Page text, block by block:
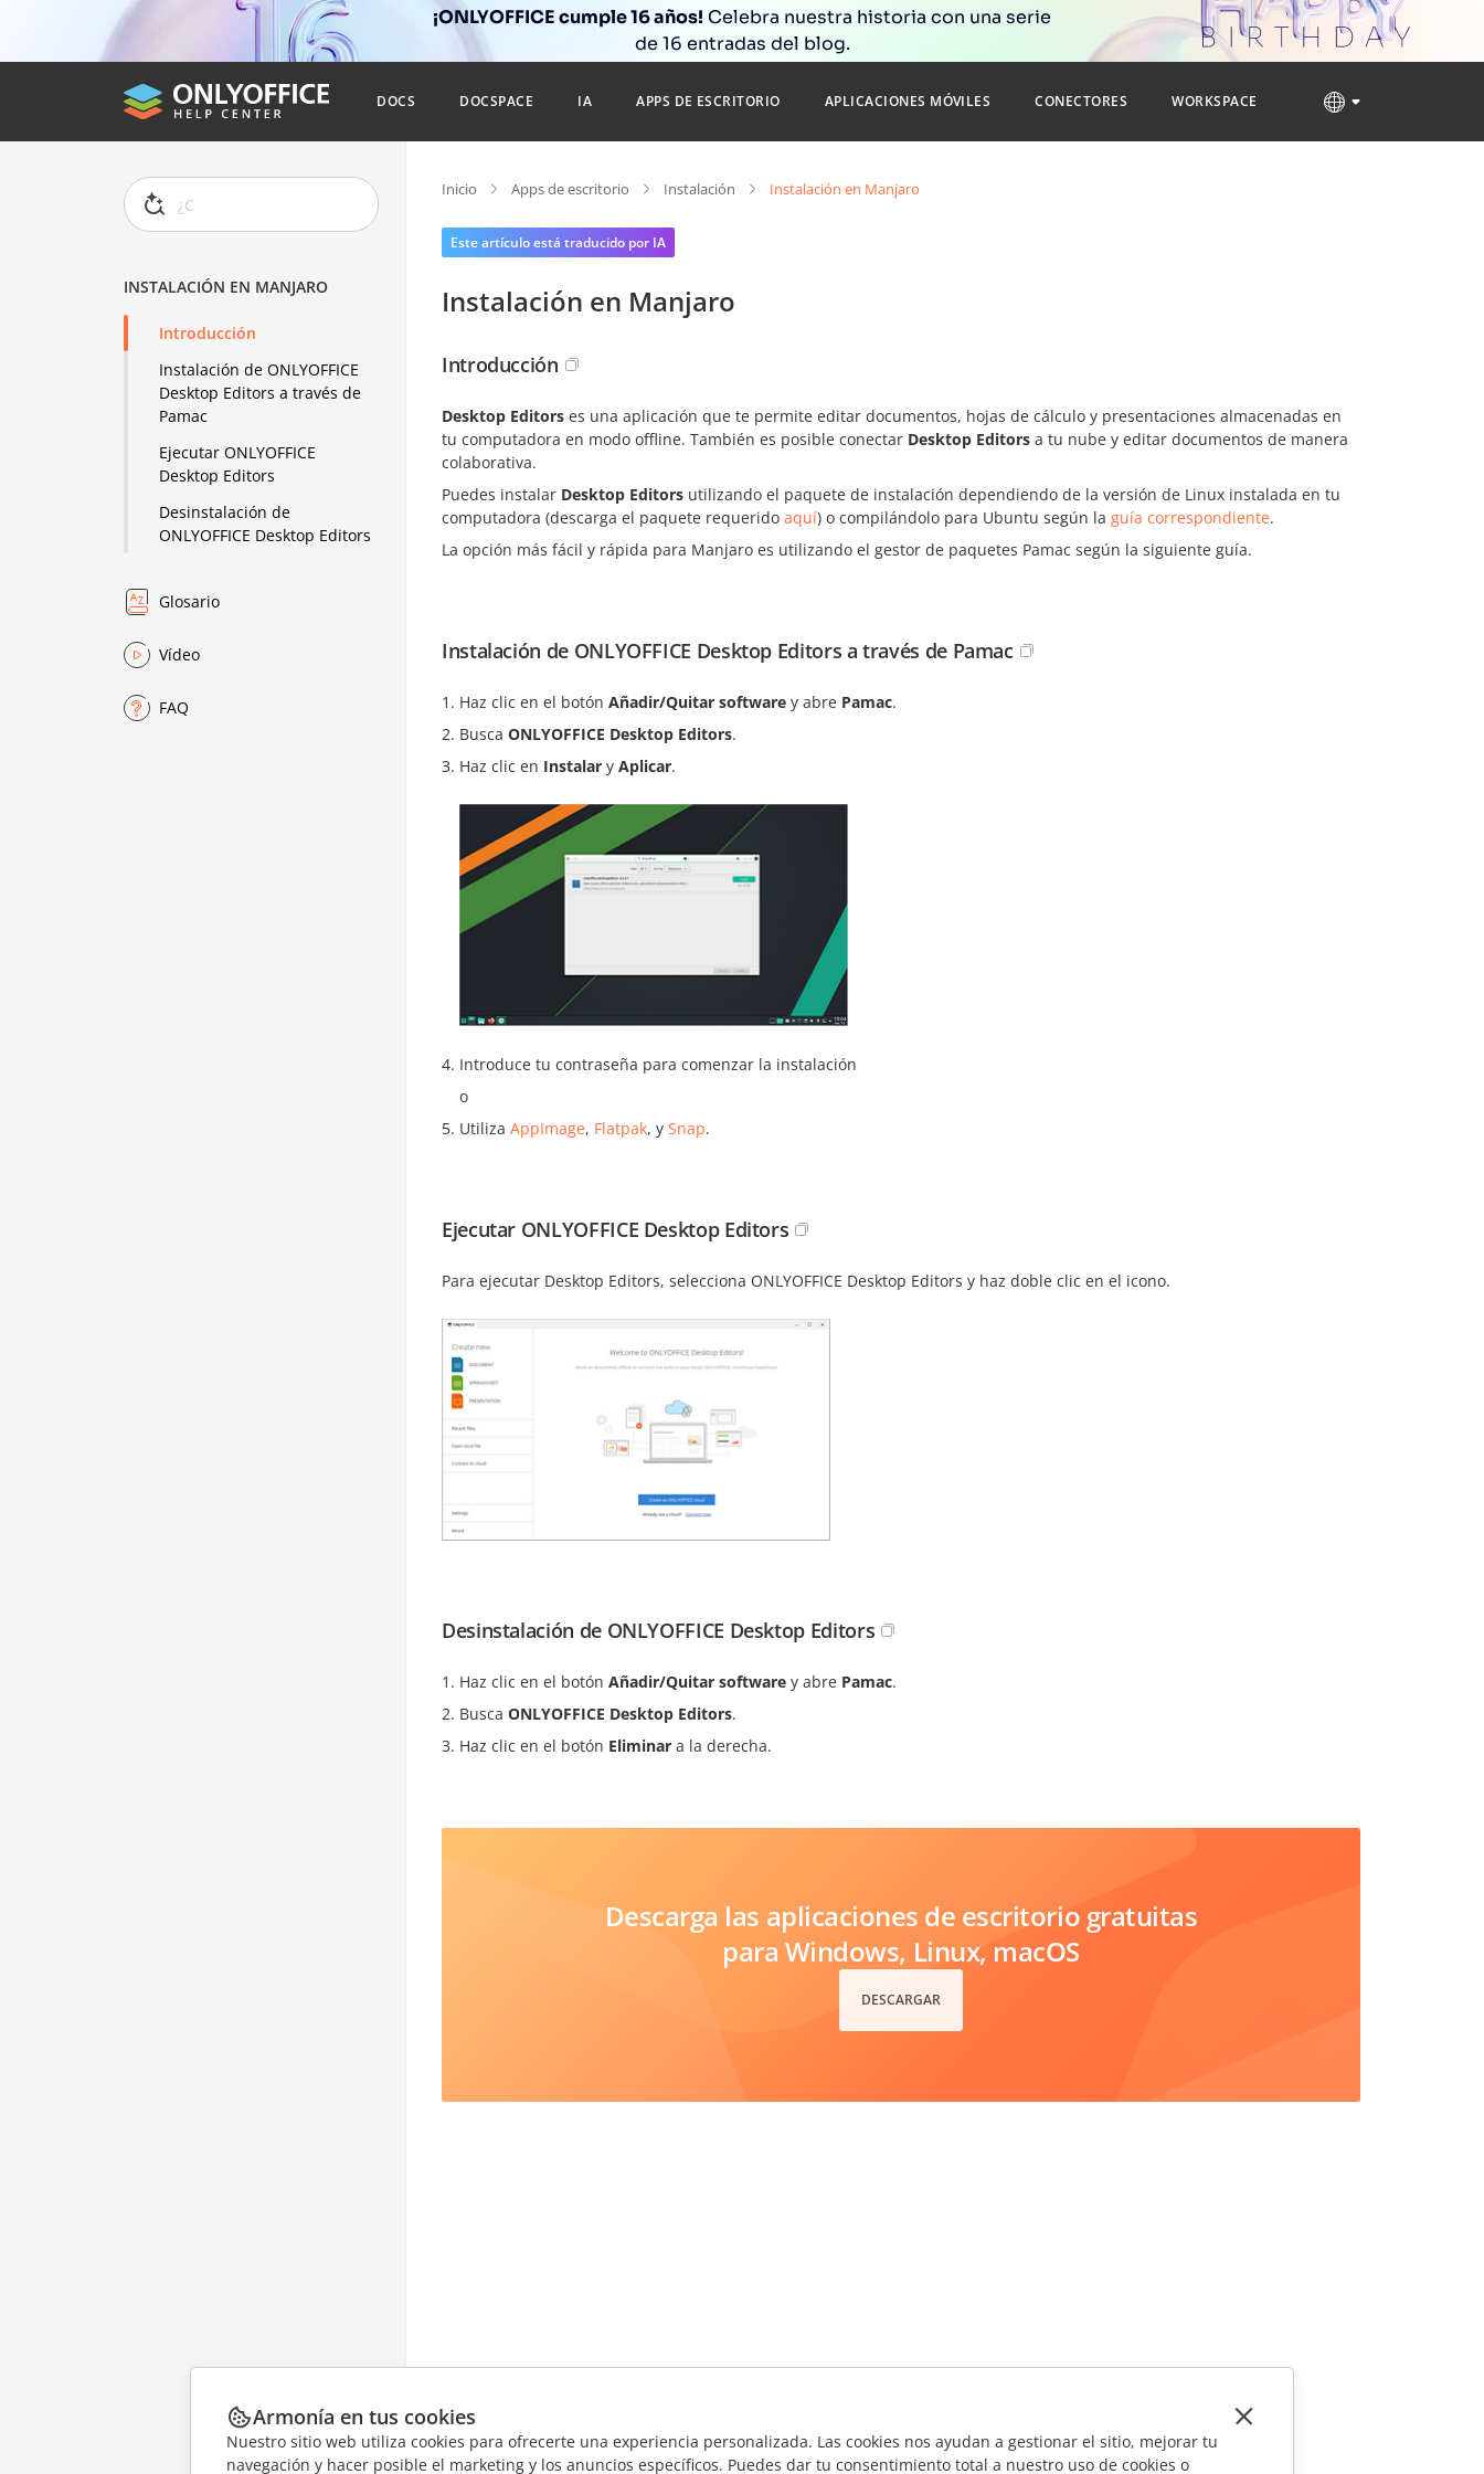
¡ONLYOFFICE cumple 16 años! Celebra nuestra historia con una serie
de 16 entradas del blog.
DOCS DOCSPACE IA APPS DE ESCRITORIO APLICACIONES MÓVILES CONECTORES WORKSPACE
INSTALACIÓN EN MANJARO
Introducción
Instalación de ONLYOFFICE
Desktop Editors a través de
Pamac
Ejecutar ONLYOFFICE
Desktop Editors
Desinstalación de
ONLYOFFICE Desktop Editors
Glosario
Vídeo
FAQ
Inicio Apps de escritorio Instalación Instalación en Manjaro
Este artículo está traducido por IA
Instalación en Manjaro
Introducción
Desktop Editors es una aplicación que te permite editar documentos, hojas de cálculo y presentaciones almacenadas en
tu computadora en modo offline. También es posible conectar Desktop Editors a tu nube y editar documentos de manera
colaborativa.
Puedes instalar Desktop Editors utilizando el paquete de instalación dependiendo de la versión de Linux instalada en tu
computadora (descarga el paquete requerido aquí) o compilándolo para Ubuntu según la guía correspondiente.
La opción más fácil y rápida para Manjaro es utilizando el gestor de paquetes Pamac según la siguiente guía.
Instalación de ONLYOFFICE Desktop Editors a través de Pamac
Haz clic en el botón Añadir/Quitar software y abre Pamac.
Busca ONLYOFFICE Desktop Editors.
Haz clic en Instalar y Aplicar.
Introduce tu contraseña para comenzar la instalación
o
Utiliza AppImage, Flatpak, y Snap.
Ejecutar ONLYOFFICE Desktop Editors
Para ejecutar Desktop Editors, selecciona ONLYOFFICE Desktop Editors y haz doble clic en el icono.
Desinstalación de ONLYOFFICE Desktop Editors
Haz clic en el botón Añadir/Quitar software y abre Pamac.
Busca ONLYOFFICE Desktop Editors.
Haz clic en el botón Eliminar a la derecha.
Descarga las aplicaciones de escritorio gratuitas
para Windows, Linux, macOS
DESCARGAR
Armonía en tus cookies
Nuestro sitio web utiliza cookies para ofrecerte una experiencia personalizada. Las cookies nos ayudan a gestionar el sitio, mejorar tu
navegación y hacer posible el marketing y los anuncios específicos. Puedes dar tu consentimiento total a nuestro uso de cookies o